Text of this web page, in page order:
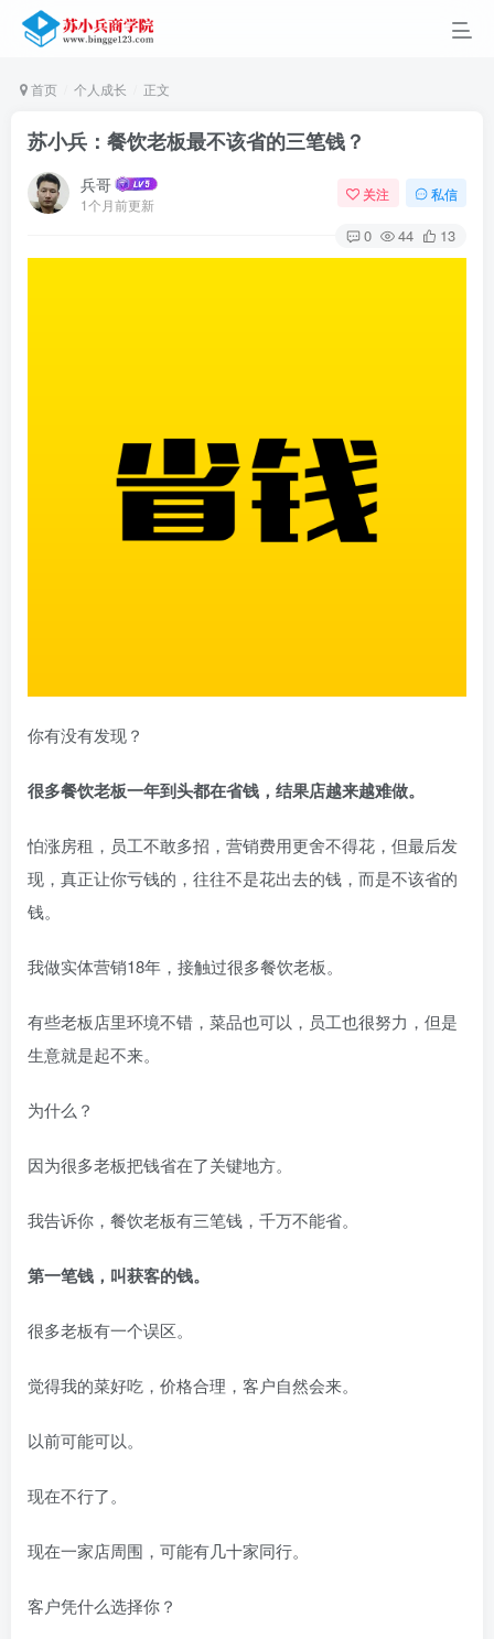
首页 个人成长 正文
苏小兵：餐饮老板最不该省的三笔钱？
兵哥
1个月前更新
关注 私信
0 44 13
你有没有发现？
很多餐饮老板一年到头都在省钱，结果店越来越难做。
怕涨房租，员工不敢多招，营销费用更舍不得花，但最后发
现，真正让你亏钱的，往往不是花出去的钱，而是不该省的
钱。
我做实体营销18年，接触过很多餐饮老板。
有些老板店里环境不错，菜品也可以，员工也很努力，但是
生意就是起不来。
为什么？
因为很多老板把钱省在了关键地方。
我告诉你，餐饮老板有三笔钱，千万不能省。
第一笔钱，叫获客的钱。
很多老板有一个误区。
觉得我的菜好吃，价格合理，客户自然会来。
以前可能可以。
现在不行了。
现在一家店周围，可能有几十家同行。
客户凭什么选择你？